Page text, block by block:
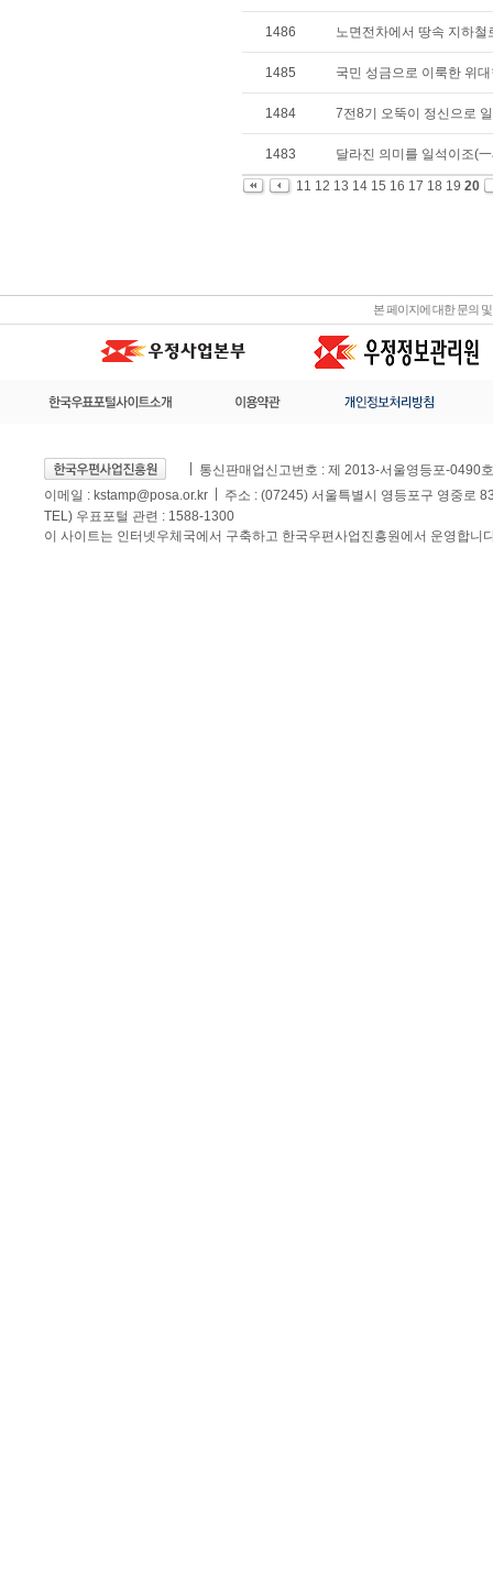
1486 노면전차에서 땅속 지하철
1485 국민 성금으로 이룩한 위
1484 7전8기 오뚝이 정신으로
1483 달라진 의미를 일석이조(
11 12 13 14 15 16 17 18 19 20
본 페이지에 대한 문의
통신판매업신고번호 : 제 2013-서울영등포-0490호
이메일 : kstamp@posa.or.kr
주소 : (07245) 서울특별시 영등포구 영중로
TEL) 우표포털 관련 : 1588-1300
이 사이트는 인터넷우체국에서 구축하고 한국우편사업진흥원에서 운영합니